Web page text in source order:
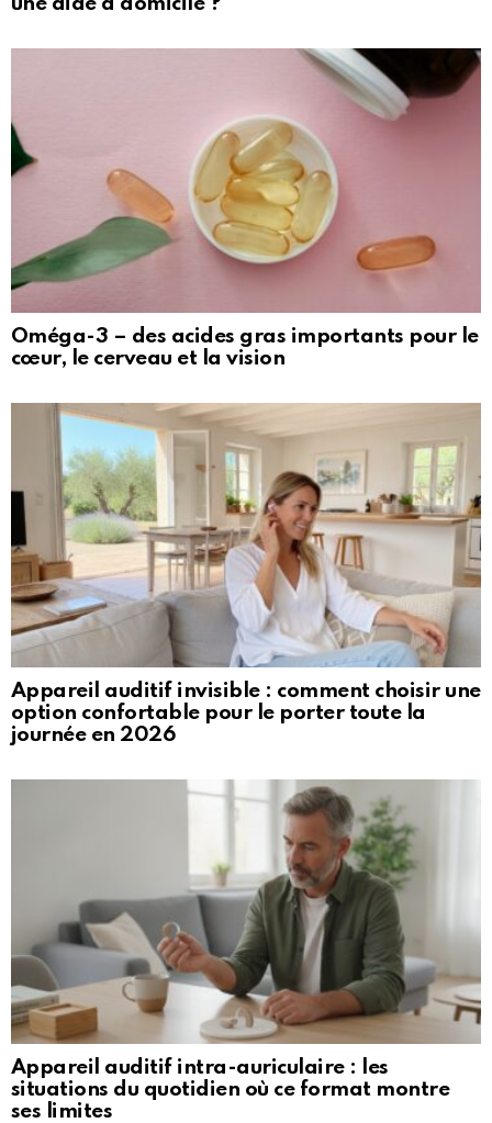
Oméga-3 – des acides gras importants pour le
cœur, le cerveau et la vision
Appareil auditif invisible : comment choisir une
option confortable pour le porter toute la
journée en 2026
Appareil auditif intra-auriculaire : les
situations du quotidien où ce format montre
ses limites